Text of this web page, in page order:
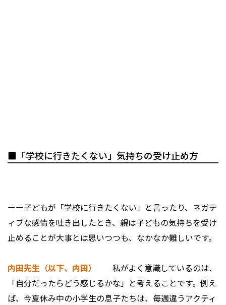
■「学校に行きたくない」気持ちの受け止め方
ーー子どもが「学校に行きたくない」と言ったり、ネガテ
ィブな感情を吐き出したとき、親は子どもの気持ちを受け
止めることが大事とは思いつつも、なかなか難しいです。
内田先生（以下、内田）
私がよく意識しているのは、
「自分だったらどう感じるかな」と考えることです。例え
ば、今夏休み中の小学生の息子たちは、毎週違うアクティ